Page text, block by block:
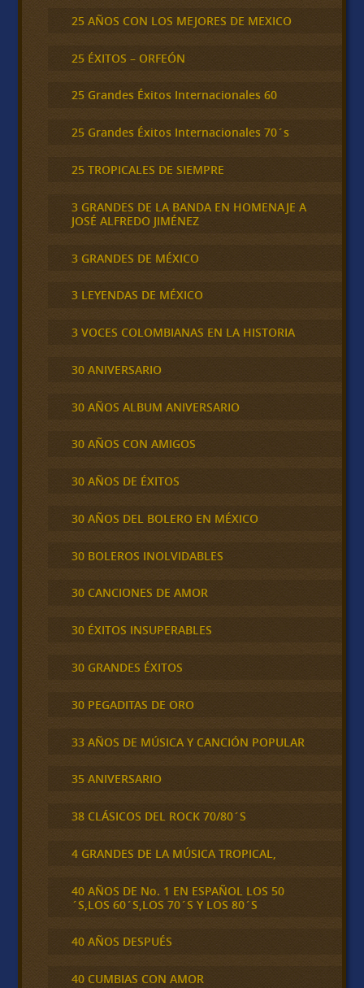
25 AÑOS CON LOS MEJORES DE MEXICO
25 ÉXITOS – ORFEÓN
25 Grandes Éxitos Internacionales 60
25 Grandes Éxitos Internacionales 70´s
25 TROPICALES DE SIEMPRE
3 GRANDES DE LA BANDA EN HOMENAJE A
JOSÉ ALFREDO JIMÉNEZ
3 GRANDES DE MÉXICO
3 LEYENDAS DE MÉXICO
3 VOCES COLOMBIANAS EN LA HISTORIA
30 ANIVERSARIO
30 AÑOS ALBUM ANIVERSARIO
30 AÑOS CON AMIGOS
30 AÑOS DE ÉXITOS
30 AÑOS DEL BOLERO EN MÉXICO
30 BOLEROS INOLVIDABLES
30 CANCIONES DE AMOR
30 ÉXITOS INSUPERABLES
30 GRANDES ÉXITOS
30 PEGADITAS DE ORO
33 AÑOS DE MÚSICA Y CANCIÓN POPULAR
35 ANIVERSARIO
38 CLÁSICOS DEL ROCK 70/80´S
4 GRANDES DE LA MÚSICA TROPICAL,
40 AÑOS DE No. 1 EN ESPAÑOL LOS 50
´S,LOS 60´S,LOS 70´S Y LOS 80´S
40 AÑOS DESPUÉS
40 CUMBIAS CON AMOR